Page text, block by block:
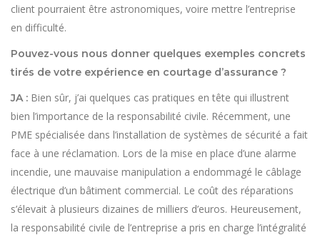
client pourraient être astronomiques, voire mettre l’entreprise
en difficulté.
Pouvez-vous nous donner quelques exemples concrets
tirés de votre expérience en courtage d’assurance ?
JA : Bien sûr, j’ai quelques cas pratiques en tête qui illustrent
bien l’importance de la responsabilité civile. Récemment, une
PME spécialisée dans l’installation de systèmes de sécurité a fait
face à une réclamation. Lors de la mise en place d’une alarme
incendie, une mauvaise manipulation a endommagé le câblage
électrique d’un bâtiment commercial. Le coût des réparations
s’élevait à plusieurs dizaines de milliers d’euros. Heureusement,
la responsabilité civile de l’entreprise a pris en charge l’intégralité